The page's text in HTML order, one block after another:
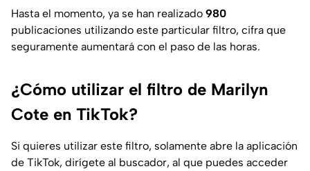
Hasta el momento, ya se han realizado 980
publicaciones utilizando este particular filtro, cifra que
seguramente aumentará con el paso de las horas.
¿Cómo utilizar el filtro de Marilyn
Cote en TikTok?
Si quieres utilizar este filtro, solamente abre la aplicación
de TikTok, dirígete al buscador, al que puedes acceder